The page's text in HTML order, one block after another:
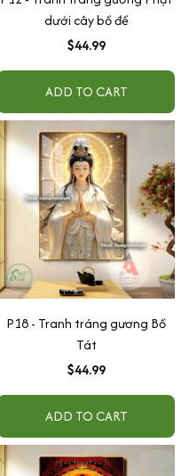
dưới cây bồ đề
$44.99
ADD TO CART
P18 - Tranh tráng gương Bồ
Tát
$44.99
ADD TO CART